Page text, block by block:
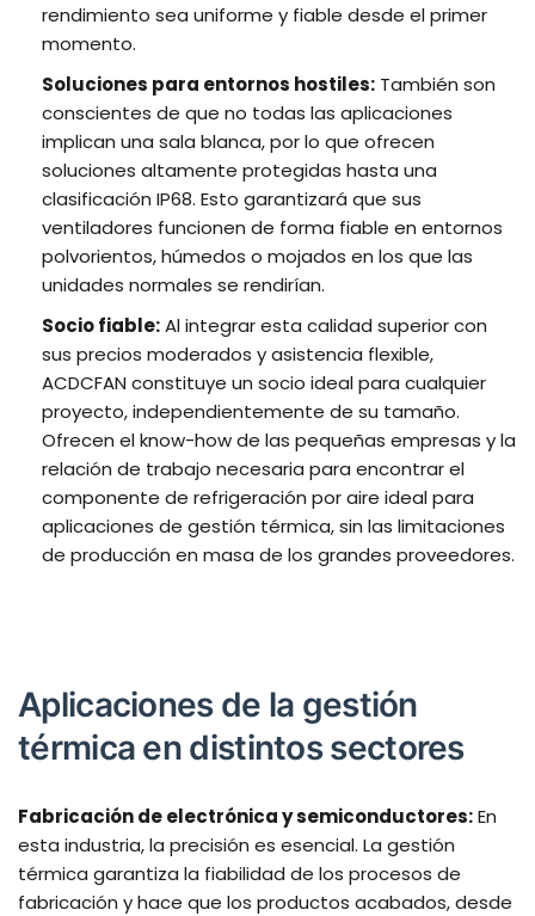
rendimiento sea uniforme y fiable desde el primer
momento.
Soluciones para entornos hostiles: También son
conscientes de que no todas las aplicaciones
implican una sala blanca, por lo que ofrecen
soluciones altamente protegidas hasta una
clasificación IP68. Esto garantizará que sus
ventiladores funcionen de forma fiable en entornos
polvorientos, húmedos o mojados en los que las
unidades normales se rendirían.
Socio fiable:Al integrar esta calidad superior con
sus precios moderados y asistencia flexible,
ACDCFAN constituye un socio ideal para cualquier
proyecto, independientemente de su tamaño.
Ofrecen el know-how de las pequeñas empresas y la
relación de trabajo necesaria para encontrar el
componente de refrigeración por aire ideal para
aplicaciones de gestión térmica, sin las limitaciones
de producción en masa de los grandes proveedores.
Aplicaciones de la gestión
térmica en distintos sectores
Fabricación de electrónica y semiconductores:En
esta industria, la precisión es esencial. La gestión
térmica garantiza la fiabilidad de los procesos de
fabricación y hace que los productos acabados, desde